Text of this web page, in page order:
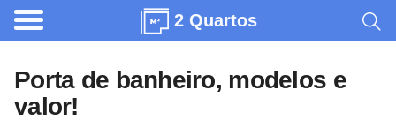
2 Quartos
Porta de banheiro, modelos e
valor!
A
q
u